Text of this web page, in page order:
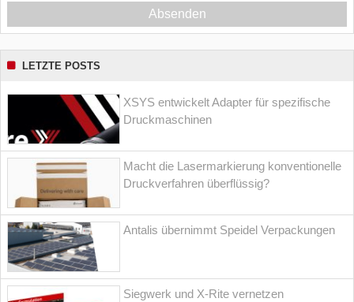
Absenden
LETZTE POSTS
XSYS entwickelt Adapter für spezifische
Druckmaschinen
Macht die Lasermarkierung konventionelle
Druckverfahren überflüssig?
Antalis übernimmt Speidel Verpackungen
Siegwerk und X-Rite vernetzen